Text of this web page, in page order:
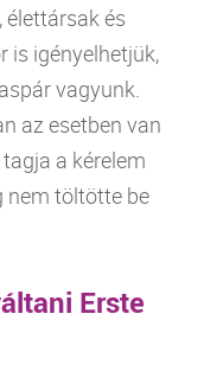
és
is igényelhetjük,
vagyunk.
az esetben van
a kérelem
nem töltötte be
Erste